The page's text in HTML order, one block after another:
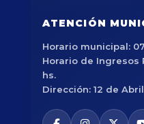
ATENCIÓN
Horario municipal:
Horario de Ingresos
hs.
Dirección: 12 de